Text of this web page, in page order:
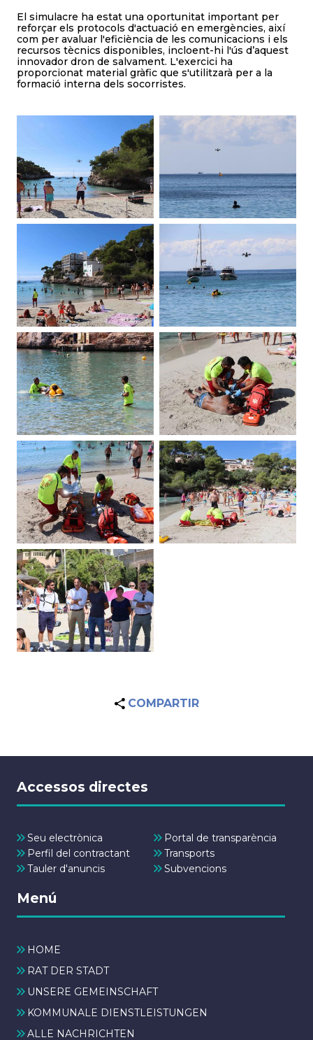
El simulacre ha estat una oportunitat important per
reforçar els protocols d'actuació en emergències, així
com per avaluar l'eficiència de les comunicacions i els
recursos tècnics disponibles, incloent-hi l'ús d’aquest
innovador dron de salvament. L'exercici ha
proporcionat material gràfic que s'utilitzarà per a la
formació interna dels socorristes.
COMPARTIR
Accessos directes
Seu electrònica
Portal de transparència
Perfil del contractant
Transports
Tauler d'anuncis
Subvencions
Menú
HOME
RAT DER STADT
UNSERE GEMEINSCHAFT
KOMMUNALE DIENSTLEISTUNGEN
ALLE NACHRICHTEN